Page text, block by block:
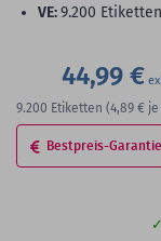
VE:9.200
44,99 €
9.200 Etiketten (4,89 €
Bestpreis-Garantie